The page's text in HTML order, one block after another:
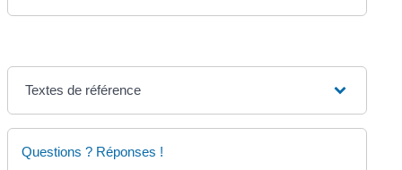
Textes de référence
Questions ? Réponses !